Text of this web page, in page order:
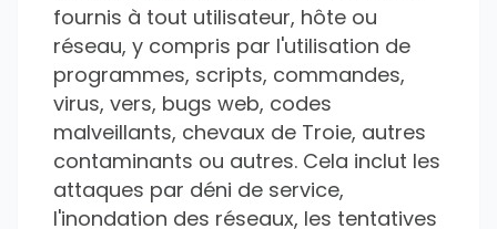
fournis à tout utilisateur, hôte ou
réseau, y compris par l'utilisation de
programmes, scripts, commandes,
virus, vers, bugs web, codes
malveillants, chevaux de Troie, autres
contaminants ou autres. Cela inclut les
attaques par déni de service,
l'inondation des réseaux, les tentatives